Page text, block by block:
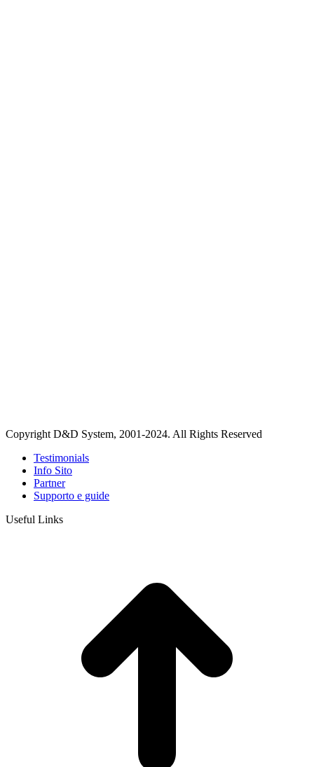
Copyright D&D System, 2001-2024. All Rights Reserved
Testimonials
Info Sito
Partner
Supporto e guide
Useful Links